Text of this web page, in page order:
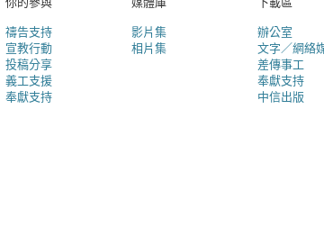
禱告支持
宣教行動
投稿分享
義工支援
奉獻支持
影片集
相片集
辦公室
文字／網絡
差傳事工
奉獻支持
中信出版